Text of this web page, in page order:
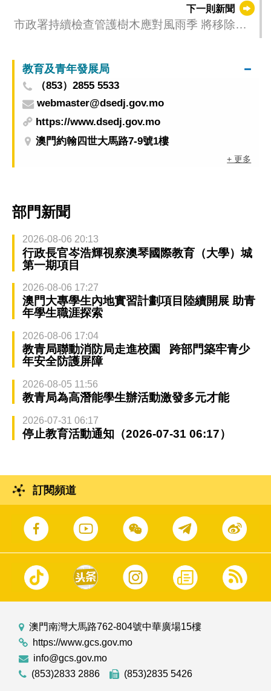
下一則新聞
市政署持續檢查管護樹木應對風雨季 將移除多
教育及青年發展局
（853）2855 5533
webmaster@dsedj.gov.mo
https://www.dsedj.gov.mo
澳門約翰四世大馬路7-9號1樓
+ 更多
部門新聞
2026-08-06 20:13
行政長官岑浩輝視察澳琴國際教育（大學）城
第一期項目
2026-08-06 17:27
澳門大專學生內地實習計劃項目陸續開展 助青
年學生職涯探索
2026-08-06 17:04
教青局聯動消防局走進校園 跨部門築牢青少
年安全防護屏障
2026-08-05 11:56
教青局為高潛能學生辦活動激發多元才能
2026-07-31 06:17
停止教育活動通知（2026-07-31 06:17）
訂閱頻道
澳門南灣大馬路762-804號中華廣場15樓
https://www.gcs.gov.mo
info@gcs.gov.mo
(853)2833 2886
(853)2835 5426